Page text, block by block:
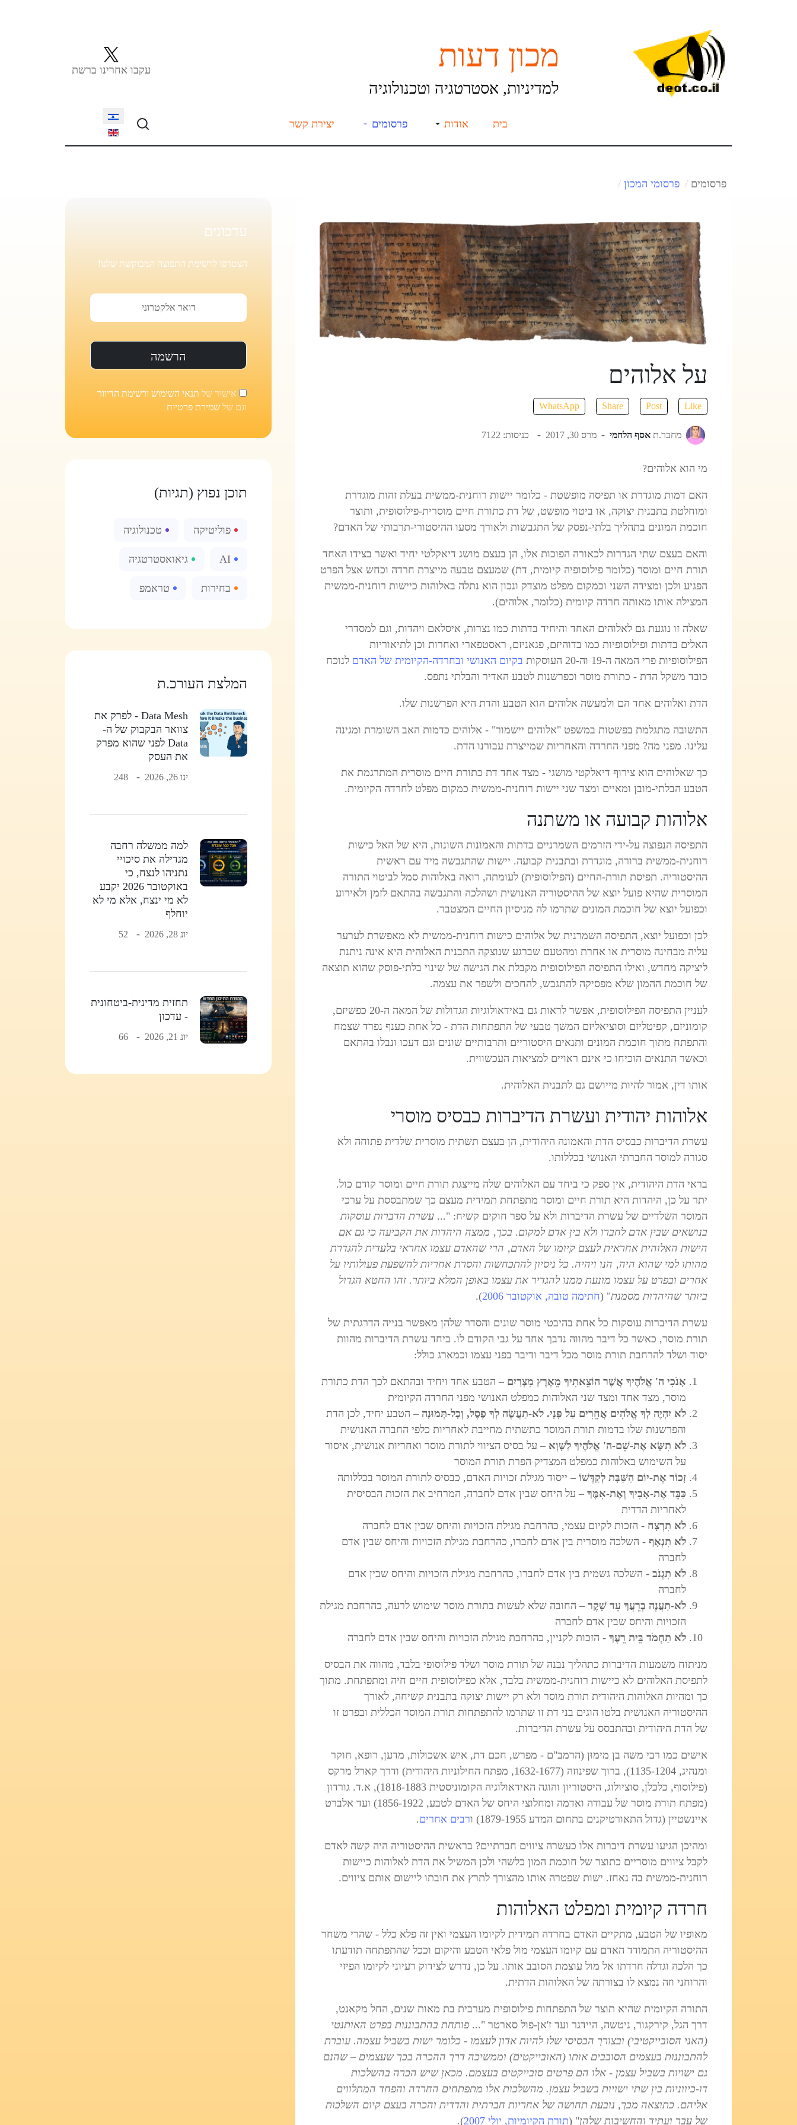
מכון דעות
למדיניות, אסטרטגיה וטכנולוגיה
עקבו אחרינו ברשת
בית אודות פרסומים יצירת קשר
Select your language
פרסומים פרסומי המכון
על אלוהים
Like
Post
Share
WhatsApp
מחבר.ת אסף הלחמי מרס 30, 2017 כניסות: 7122
מי הוא אלוהים?
האם דמות מוגדרת או תפיסה מופשטת - כלומר יישות רוחנית-ממשית בעלת זהות מוגדרת
ומוחלטת בתבנית יצוקה, או ביטוי מופשט, של דת כתורת חיים מוסרית-פילוסופית, ותוצר
חוכמת המונים בתהליך בלתי-נפסק של התגבשות ולאורך מסעו ההיסטורי-תרבותי של האדם?
והאם בעצם שתי הגדרות לכאורה הפוכות אלו, הן בעצם מושג דיאקלטי יחיד ואשר בצידו האחד
תורת חיים ומוסר (כלומר פילוסופיה קיומית, דת) שמעצם טבעה מייצרת חרדה וכחש אצל הפרט
הפגיע ולכן ומצידה השני וכמקום מפלט מוצדק ונכון הוא נתלה באלוהות כיישות רוחנית-ממשית
המצילה אותו מאותה חרדה קיומית (כלומר, אלוהים).
שאלה זו נוגעת גם לאלוהים האחד והיחיד בדתות כמו נצרות, איסלאם ויהדות, וגם למסדרי
האלים בדתות ופילוסופיות כמו בדוהיזם, פגאניזם, ראסטפארי ואחרות וכן לתיאוריות
הפילוסופיות פרי המאה ה-19 וה-20 העוסקות
בקיום האנושי ובחרדה-הקיומית של האדם לנוכח
כובד משקל הדת - כתורת מוסר וכפרשנות לטבע האדיר והבלתי נתפס.
הדת ואלוהים אחד הם ולמעשה אלוהים הוא הטבע והדת היא הפרשנות שלו.
התשובה מתגלמת בפשטות במשפט "אלוהים יישמור" - אלוהים כדמות האב השומרת ומגינה
עלינו. מפני מה? מפני החרדה והאחריות שמייצרת עבורנו הדת.
כך שאלוהים הוא צירוף דיאלקטי מושגי - מצד אחד דת כתורת חיים מוסרית המתרגמת את
הטבע הבלתי-מובן ומאיים ומצד שני יישות רוחנית-ממשית כמקום מפלט לחרדה הקיומית.
אלוהות קבועה או משתנה
התפיסה הנפוצה על-ידי הזרמים השמרניים בדתות והאמונות השונות, היא של האל כישות
רוחנית-ממשית ברורה, מוגדרת ובתבנית קבועה. יישות שהתגבשה מיד עם ראשית
ההיסטוריה. תפיסת תורת-החיים (הפילוסופית) לעומתה, רואה באלוהות סמל לביטוי התורה
המוסרית שהיא פועל יוצא של ההיסטוריה האנושית ושהלכה והתגבשה בהתאם לזמן ולאירוע
וכפועל יוצא של חוכמת המונים שתרמו לה מניסיון החיים המצטבר.
לכן וכפועל יוצא, התפיסה השמרנית של אלוהים כישות רוחנית-ממשית לא מאפשרת לערער
עליה מבחינה מוסרית או אחרת ומהטעם שברגע שנוצקה התבנית האלוהית היא אינה ניתנת
ליציקה מחדש, ואילו התפיסה הפילוסופית מקבלת את הגישה של שינוי בלתי-פוסק שהוא תוצאה
של חוכמת ההמון שלא מפסיקה להתגבש, להחכים ולשפר את עצמה.
לעניין התפיסה הפילוסופית, אפשר לראות גם באידאולוגיות הגדולות של המאה ה-20 כפשיזם,
קומוניזם, קפיטליזם וסוציאליזם המשך טבעי של התפתחות הדת - כל אחת כענף נפרד שצמח
והתפתח מתוך חוכמת המונים ותנאים היסטוריים ותרבותיים שונים וגם דעכו ונבלו בהתאם
וכאשר התנאים הוכיחו כי אינם ראויים למציאות העכשווית.
אותו דין, אמור להיות מייושם גם לתבנית האלוהית.
אלוהות יהודית ועשרת הדיברות כבסיס מוסרי
עשרת הדיברות כבסיס הדת והאמונה היהודית, הן בעצם תשתית מוסרית שלדית פתוחה ולא
סגורה למוסר החברתי האנושי בכללותו.
בראי הדת היהודית, אין ספק כי ביחד עם האלוהים שלה מייצגת תורת חיים ומוסר קודם כול.
יתר על כן, היהדות היא תורת חיים ומוסר מתפתחת תמידית מעצם כך שמתבססת על ערכי
המוסר השלדיים של עשרת הדיברות ולא על ספר חוקים קשיח: "... עשרת הדברות עוסקות
בנושאים שבין אדם לחברו ולא בין אדם למקום. בכך‚ ממצה היהדות את הקביעה כי גם אם
הישות האלוהית אחראית לעצם קיומו של האדם‚ הרי שהאדם עצמו אחראי בלעדית להגדרת
מהותו למי שהוא היה‚ הנו ויהיה. כל ניסיון להתכחשות והסרת אחריות להשפעת פעולותיו על
אחרים ובפרט על עצמו מונעת ממנו להגדיר את עצמו באופן המלא ביותר. זהו החטא הגדול
ביותר שהיהדות מסמנת" (חתימה טובה, אוקטובר 2006 ).
עשרת הדיברות עוסקות כל אחת בהיבטי מוסר שונים והסדר שלהן מאפשר בנייה הדרגתית של
תורת מוסר, כאשר כל דיבר מהווה נדבך אחד על גבי הקודם לו. ביחד עשרת הדיברות מהוות
יסוד ושלד להרחבת תורת מוסר מכל דיבר ודיבר בפני עצמו וכמארג כולל:
אָנֹכִי ה' אֱלֹהֶיךָ אֲשֶׁר הוֹצֵאתִיךָ מֵאֶרֶץ מִצְרַיִם – הטבע אחד ויחיד ובהתאם לכך הדת כתורת
מוסר, מצד אחד ומצד שני האלוהות כמפלט האנושי מפני החרדה הקיומית
לֹא יִהְיֶה לְךָ אֱלֹהִים אֲחֵרִים עַל פָּנָי. לֹא-תַעֲשֶׂה לְךָ פֶסֶל, וְכָל-תְּמוּנָה – הטבע יחיד, לכן הדת
והפרשנות שלו בדמות תורת המוסר כתשתית מחייבת לאחריות כלפי החברה האנושית
לֹא תִשָּׂא אֶת-שֵׁם-ה' אֱלֹהֶיךָ לַשָּׁוְא – על בסיס הציווי לתורת מוסר ואחריות אנושית, איסור
על השימוש באלוהות כמפלט המצדיק הפרת תורת המוסר
זָכוֹר אֶת-יוֹם הַשַּׁבָּת לְקַדְּשׁוֹ– ייסוד מגילת זכויות האדם, כבסיס לתורת המוסר בכללותה
כַּבֵּד אֶת-אָבִיךָ וְאֶת-אִמֶּךָ– על היחס שבין אדם לחברה, המרחיב את הזכות הבסיסית
לאחריות הדדית
לֹא תִרְצָח - הזכות לקיום עצמי, כהרחבת מגילת הזכויות והיחס שבין אדם לחברה
לֹא תִנְאָף- השלכה מוסרית בין אדם לחברו, כהרחבת מגילת הזכויות והיחס שבין אדם
לחברה
לֹא תִגְנֹב- השלכה גשמית בין אדם לחברו, כהרחבת מגילת הזכויות והיחס שבין אדם
לחברה
לֹא-תַעֲנֶה בְרֵעֲךָ עֵד שָׁקֶר– החובה שלא לעשות בתורת מוסר שימוש לרעה, כהרחבת מגילת
הזכויות והיחס שבין אדם לחברה
לֹא תַחְמֹד בֵּית רֵעֶךָ- הזכות לקניין, כהרחבת מגילת הזכויות והיחס שבין אדם לחברה
מניתוח משמעות הדיברות כתהליך נבנה של תורת מוסר ושלד פילוסופי בלבד, מהווה את הבסיס
לתפיסת האלוהים לא כיישות רוחנית-ממשית בלבד, אלא כפילוסופית חיים חיה ומתפתחת. מתוך
כך ומהיות האלוהות היהודית תורת מוסר ולא רק יישות יצוקה בתבנית קשיחה, לאורך
ההיסטוריה האנושית בלטו הוגים בני דת זו שתרמו להתפתחות תורת המוסר הכללית ובפרט זו
של הדת היהודית ובהתבסס על עשרת הדיברות.
אישים כמו רבי משה בן מימוּן (הרמב"ם - מפרש, חכם דת, איש אשכולות, מדען, רופא, חוקר
ומנהיג, 1135-1204), ברוך שפינוזה (1632-1677, מפתח החילוניות היהודית) ודרך קארל מרקס
(פילוסוף, כלכלן, סוציולוג, היסטוריון והוגה האידאולוגיה הקומוניסטית 1818-1883), א.ד. גורדון
(מפתח תורת מוסר של עבודה ואדמה ומחלוצי היחס של האדם לטבע, 1856-1922) ועד אלברט
איינשטיין (גדול התאורטיקנים בתחום המדע 1879-1955) ו
רבים אחרים.
ומהיכן הגיעו עשרת דיברות אלו כעשרה ציווים חברתיים? בראשית ההיסטוריה היה קשה לאדם
לקבל ציווים מוסריים כתוצר של חוכמת המון כלשהי ולכן המשיל את הדת לאלוהות כיישות
רוחנית-ממשית בה נאחז. ישות שפטרה אותו מהצורך לתרץ את חובתו ליישום אותם ציווים.
חרדה קיומית ומפלט האלוהות
מאופיו של הטבע, מתקיים האדם בחרדה תמידית לקיומו העצמי ואין זה פלא כלל - שהרי משחר
ההיסטוריה התמודד האדם עם קיומו העצמי מול פלאי הטבע והיקום וככל שהתפתחה תודעתו
כך הלכה וגדלה חרדתו אל מול עוצמת הסובב אותו. על כן, נדרש לצידוק רעיוני לקיומו הפיזי
והרוחני וזה נמצא לו בצורתה של האלוהות הדתית.
התורה הקיומית שהיא תוצר של התפתחות פילוסופית מערבית בת מאות שנים, החל מקאנט,
דרך הגל, קירקגור, ניטשה, היידגר ועד ז'אן-פול סארטר "... פותחת בהתבוננות בפרט האותנטי
(האני הסובייקטיבי) ובצורך הבסיסי שלו להיות אדון לעצמו - כלומר ישות בשביל עצמה. עוברת
להתבוננות בעצמים הסובבים אותו (האובייקטים) וממשיכה דרך ההכרה בכך שעצמים – שהנם
גם ישויות בשביל עצמן - אלו הם פרטים סובייקטים בעצמם. מכאן שיש הכרה בהשלכות
דו-כיווניות בין שתי ישויות בשביל עצמן. מהשלכות אלו מתפתחים החרדה והפחד המתלווים
אליהם. כתוצאה מכך, נובעת תחושה של אחריות חברתית והדדית והכרה בעצם קיום השלכות
של עבר ועתיד והחשיבות שלהן" (תורת הקיומיות, יולי 2007 ).
עדכונים
הצטרפו לרשימת התפוצה המבוקשת שלנו!
אישור של תנאי השימוש ורשימת הדיוור
וגם של שמירת פרטיות
תוכן נפוץ (תגיות)
פוליטיקה טכנולוגיה
AI גיאואסטרטגיה
בחירות טראמפ
המלצת העורכ.ת
Data Mesh - לפרק את
צוואר הבקבוק של ה-
Data לפני שהוא מפרק
את העסק
ינו 26, 2026 248
למה ממשלה רחבה
מגדילה את סיכויי
נתניהו לנצח, כי
באוקטובר 2026 יקבע
לא מי ינצח, אלא מי לא
יוחלף
יונ 28, 2026 52
תחזית מדינית-ביטחונית
- עדכון
יונ 21, 2026 66